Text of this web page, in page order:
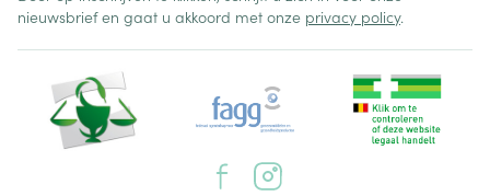
nieuwsbrief en gaat u akkoord met onze privacy policy.